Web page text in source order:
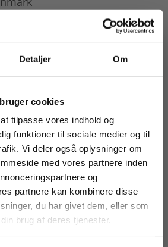
Detaljer Om
cookies
tilpasse vores indhold og
funktioner til sociale medier og til
Vi deler også oplysninger om
med vores partnere inden
og
partnere kan kombinere disse
du har givet dem, eller som
brug af deres tjenester.
i samfundet
ekstra materialer som
lyd samt lærervejledning.
og find masterclasses mm.
Fortsæt som:
og
får
For institutioner og
virksomheder. Du
får vist priser ekskl.